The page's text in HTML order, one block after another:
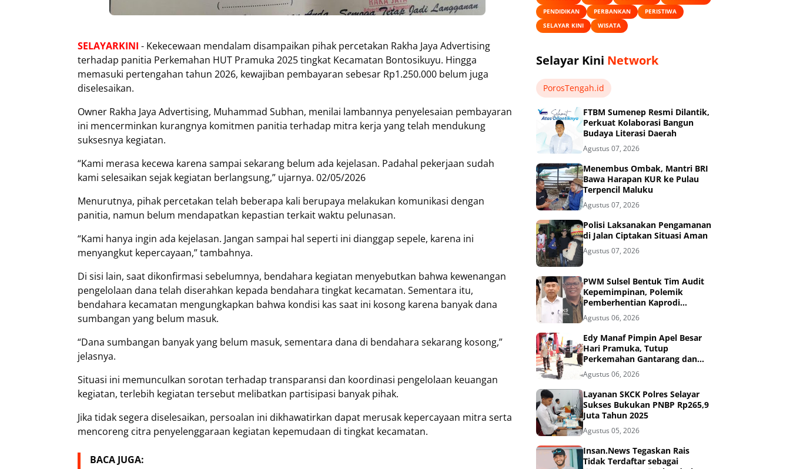
SELAYARKINI - Kekecewaan mendalam disampaikan pihak percetakan Rakha Jaya Advertising
terhadap panitia Perkemahan HUT Pramuka 2025 tingkat Kecamatan Bontosikuyu. Hingga
memasuki pertengahan tahun 2026, kewajiban pembayaran sebesar Rp1.250.000 belum juga
diselesaikan.
Owner Rakha Jaya Advertising, Muhammad Subhan, menilai lambannya penyelesaian pembayaran
ini mencerminkan kurangnya komitmen panitia terhadap mitra kerja yang telah mendukung
suksesnya kegiatan.
“Kami merasa kecewa karena sampai sekarang belum ada kejelasan. Padahal pekerjaan sudah
kami selesaikan sejak kegiatan berlangsung,” ujarnya. 02/05/2026
Menurutnya, pihak percetakan telah beberapa kali berupaya melakukan komunikasi dengan
panitia, namun belum mendapatkan kepastian terkait waktu pelunasan.
“Kami hanya ingin ada kejelasan. Jangan sampai hal seperti ini dianggap sepele, karena ini
menyangkut kepercayaan,” tambahnya.
Di sisi lain, saat dikonfirmasi sebelumnya, bendahara kegiatan menyebutkan bahwa kewenangan
pengelolaan dana telah diserahkan kepada bendahara tingkat kecamatan. Sementara itu,
bendahara kecamatan mengungkapkan bahwa kondisi kas saat ini kosong karena banyak dana
sumbangan yang belum masuk.
“Dana sumbangan banyak yang belum masuk, sementara dana di bendahara sekarang kosong,”
jelasnya.
Situasi ini memunculkan sorotan terhadap transparansi dan koordinasi pengelolaan keuangan
kegiatan, terlebih kegiatan tersebut melibatkan partisipasi banyak pihak.
Jika tidak segera diselesaikan, persoalan ini dikhawatirkan dapat merusak kepercayaan mitra serta
mencoreng citra penyelenggaraan kegiatan kepemudaan di tingkat kecamatan.
BACA JUGA:
PENDIDIKAN
PERBANKAN
PERISTIWA
SELAYAR KINI
WISATA
Selayar Kini Network
PorosTengah.id
FTBM Sumenep Resmi Dilantik,
Perkuat Kolaborasi Bangun
Budaya Literasi Daerah
Agustus 07, 2026
Menembus Ombak, Mantri BRI
Bawa Harapan KUR ke Pulau
Terpencil Maluku
Agustus 07, 2026
Polisi Laksanakan Pengamanan
di Jalan Ciptakan Situasi Aman
Agustus 07, 2026
PWM Sulsel Bentuk Tim Audit
Kepemimpinan, Polemik
Pemberhentian Kaprodi
Unmuh Barru Masuk Tahap
Penyelidikan
Agustus 06, 2026
Edy Manaf Pimpin Apel Besar
Hari Pramuka, Tutup
Perkemahan Gantarang dan
Lepas Kontingen Jamnas XII
2026
Agustus 06, 2026
Layanan SKCK Polres Selayar
Sukses Bukukan PNBP Rp265,9
Juta Tahun 2025
Agustus 05, 2026
Insan.News Tegaskan Rais
Tidak Terdaftar sebagai